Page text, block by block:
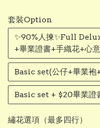
套裝Option
✨90%人揀✨Full
+畢業證書+手織花+心
Basic set(公仔+畢業袍
Basic set + $20畢業證
繡花選項（最多四行）